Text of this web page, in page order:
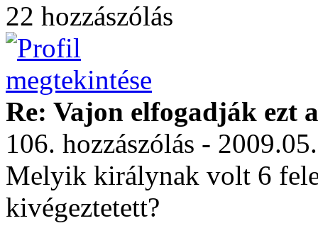
22 hozzászólás
Re: Vajon elfogadják ezt
106. hozzászólás -
Melyik királynak volt 6
kivégeztetett?